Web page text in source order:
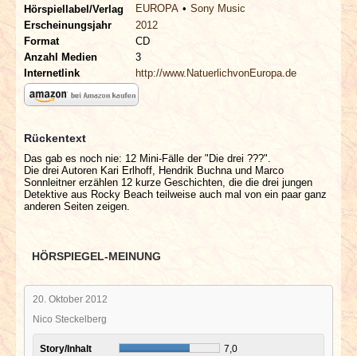
Hörspiellabel/Verlag
EUROPA
Sony Music
Erscheinungsjahr
2012
Format
CD
Anzahl Medien
3
Internetlink
http://www.NatuerlichvonEuropa.de
Rückentext
Das gab es noch nie: 12 Mini-Fälle der "Die drei ???".
Die drei Autoren Kari Erlhoff, Hendrik Buchna und Marco
Sonnleitner erzählen 12 kurze Geschichten, die die drei jungen
Detektive aus Rocky Beach teilweise auch mal von ein paar ganz
anderen Seiten zeigen.
HÖRSPIEGEL-MEINUNG
20. Oktober 2012
Nico Steckelberg
Story/Inhalt
7,0